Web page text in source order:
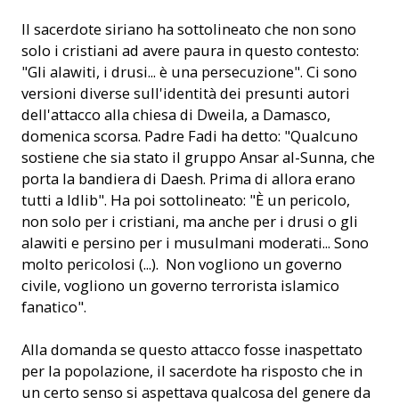
Il sacerdote siriano ha sottolineato che non sono
solo i cristiani ad avere paura in questo contesto:
"Gli alawiti, i drusi... è una persecuzione". Ci sono
versioni diverse sull'identità dei presunti autori
dell'attacco alla chiesa di Dweila, a Damasco,
domenica scorsa. Padre Fadi ha detto: "Qualcuno
sostiene che sia stato il gruppo Ansar al-Sunna, che
porta la bandiera di Daesh. Prima di allora erano
tutti a Idlib". Ha poi sottolineato: "È un pericolo,
non solo per i cristiani, ma anche per i drusi o gli
alawiti e persino per i musulmani moderati... Sono
molto pericolosi (...). Non vogliono un governo
civile, vogliono un governo terrorista islamico
fanatico".
Alla domanda se questo attacco fosse inaspettato
per la popolazione, il sacerdote ha risposto che in
un certo senso si aspettava qualcosa del genere da